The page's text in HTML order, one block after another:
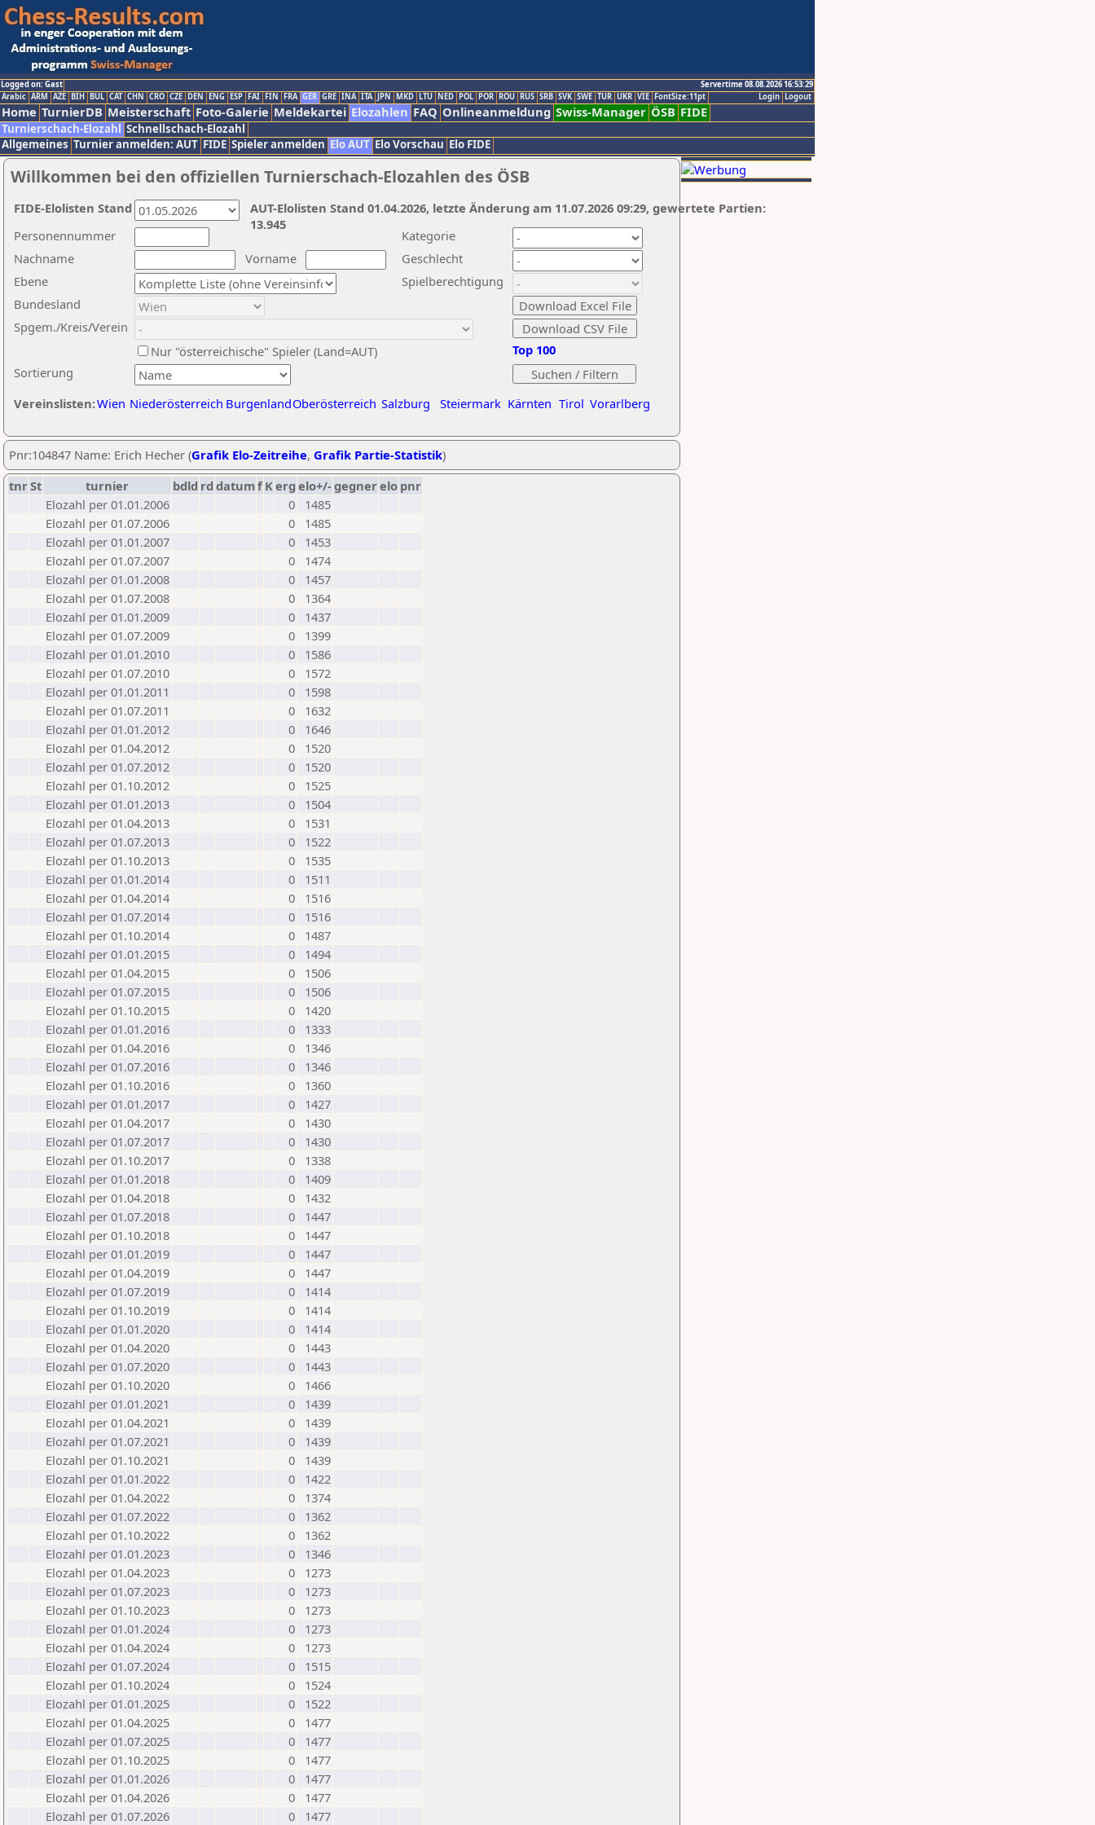
Logged on: Gast
Servertime 08.08.2026 16:53:29
Logout
Login
Arabic ARM AZE BIH BUL CAT CHN CRO CZE DEN ENG ESP FAI FIN FRA GER GRE INA ITA JPN MKD LTU NED POL POR ROU RUS SRB SVK SWE TUR UKR VIE FontSize:11pt
Home TurnierDB Meisterschaft Foto-Galerie Meldekartei Elozahlen FAQ Onlineanmeldung Swiss-Manager ÖSB FIDE
Turnierschach-Elozahl Schnellschach-Elozahl
Allgemeines Turnier anmelden: AUT FIDE Spieler anmelden Elo AUT Elo Vorschau Elo FIDE
Willkommen bei den offiziellen Turnierschach-Elozahlen des ÖSB
Nachname
Vorname
Ebene
Kategorie
Sortierung
Personennummer
Bundesland
Spgem./Kreis/Verein
Geschlecht
Nur "österreichische" Spieler (Land=AUT)
Spielberechtigung
Vereinslisten:Wien Niederösterreich BurgenlandOberösterreich Salzburg Steiermark Kärnten Tirol Vorarlberg
Top 100
AUT-Elolisten Stand 01.04.2026, letzte Änderung am 11.07.2026 09:29, gewertete Partien:
13.945
FIDE-Elolisten Stand
Pnr:104847 Name: Erich Hecher (Grafik Elo-Zeitreihe, Grafik Partie-Statistik)
tnrSt turnier bdld rd datumf Kerg elo+/-gegnerelo pnr
Elozahl per 01.01.2006
0
1485
Elozahl per 01.07.2006
0
1485
Elozahl per 01.01.2007
0
1453
Elozahl per 01.07.2007
0
1474
Elozahl per 01.01.2008
0
1457
Elozahl per 01.07.2008
0
1364
Elozahl per 01.01.2009
0
1437
Elozahl per 01.07.2009
0
1399
Elozahl per 01.01.2010
0
1586
Elozahl per 01.07.2010
0
1572
Elozahl per 01.01.2011
0
1598
Elozahl per 01.07.2011
0
1632
Elozahl per 01.01.2012
0
1646
Elozahl per 01.04.2012
0
1520
Elozahl per 01.07.2012
0
1520
Elozahl per 01.10.2012
0
1525
Elozahl per 01.01.2013
0
1504
Elozahl per 01.04.2013
0
1531
Elozahl per 01.07.2013
0
1522
Elozahl per 01.10.2013
0
1535
Elozahl per 01.01.2014
0
1511
Elozahl per 01.04.2014
0
1516
Elozahl per 01.07.2014
0
1516
Elozahl per 01.10.2014
0
1487
Elozahl per 01.01.2015
0
1494
Elozahl per 01.04.2015
0
1506
Elozahl per 01.07.2015
0
1506
Elozahl per 01.10.2015
0
1420
Elozahl per 01.01.2016
0
1333
Elozahl per 01.04.2016
0
1346
Elozahl per 01.07.2016
0
1346
Elozahl per 01.10.2016
0
1360
Elozahl per 01.01.2017
0
1427
Elozahl per 01.04.2017
0
1430
Elozahl per 01.07.2017
0
1430
Elozahl per 01.10.2017
0
1338
Elozahl per 01.01.2018
0
1409
Elozahl per 01.04.2018
0
1432
Elozahl per 01.07.2018
0
1447
Elozahl per 01.10.2018
0
1447
Elozahl per 01.01.2019
0
1447
Elozahl per 01.04.2019
0
1447
Elozahl per 01.07.2019
0
1414
Elozahl per 01.10.2019
0
1414
Elozahl per 01.01.2020
0
1414
Elozahl per 01.04.2020
0
1443
Elozahl per 01.07.2020
0
1443
Elozahl per 01.10.2020
0
1466
Elozahl per 01.01.2021
0
1439
Elozahl per 01.04.2021
0
1439
Elozahl per 01.07.2021
0
1439
Elozahl per 01.10.2021
0
1439
Elozahl per 01.01.2022
0
1422
Elozahl per 01.04.2022
0
1374
Elozahl per 01.07.2022
0
1362
Elozahl per 01.10.2022
0
1362
Elozahl per 01.01.2023
0
1346
Elozahl per 01.04.2023
0
1273
Elozahl per 01.07.2023
0
1273
Elozahl per 01.10.2023
0
1273
Elozahl per 01.01.2024
0
1273
Elozahl per 01.04.2024
0
1273
Elozahl per 01.07.2024
0
1515
Elozahl per 01.10.2024
0
1524
Elozahl per 01.01.2025
0
1522
Elozahl per 01.04.2025
0
1477
Elozahl per 01.07.2025
0
1477
Elozahl per 01.10.2025
0
1477
Elozahl per 01.01.2026
0
1477
Elozahl per 01.04.2026
0
1477
Elozahl per 01.07.2026
0 1477